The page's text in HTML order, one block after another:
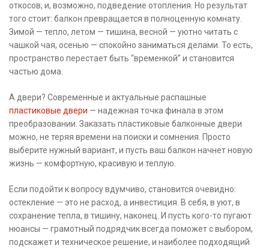
откосов, и, возможно, подведение отопления. Но результат
того стоит: балкон превращается в полноценную комнату.
Зимой — тепло, летом — тишина, весной — уютно читать с
чашкой чая, осенью — спокойно заниматься делами. То есть,
пространство перестает быть “временкой” и становится
частью дома.
А двери? Современные и актуальные распашные
пластиковые двери — надежная точка финала в этом
преобразовании. Заказать пластиковые балконные двери
можно, не теряя времени на поиски и сомнения. Просто
выберите нужный вариант, и пусть ваш балкон начнет новую
жизнь — комфортную, красивую и теплую.
Если подойти к вопросу вдумчиво, становится очевидно:
остекление — это не расход, а инвестиция. В себя, в уют, в
сохранение тепла, в тишину, наконец. И пусть кого-то пугают
нюансы — грамотный подрядчик всегда поможет с выбором,
подскажет и техническое решение, и наиболее подходящий